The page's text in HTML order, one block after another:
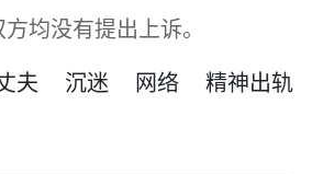
没有提出上诉。
夫 沉迷 网络
精神出轨